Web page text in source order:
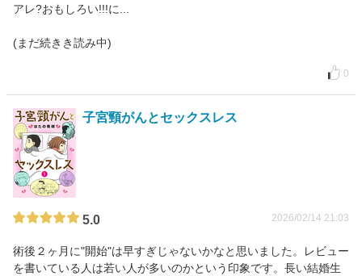
アレ?おもしろい!!!に...
(まだ続きき読み中)
0
子宮頸がんとセックスレス
5.0 2026/02/14 21:03
術後２ヶ月に"開始"は早すぎじゃないかなと思いました。レビュー
を書いている人は若い人が多いのかという印象です。長い結婚生